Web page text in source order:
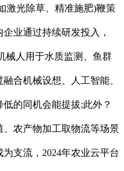
激光除草、精准施肥)鞭策
业通过持续研发投入，
械人用于水质监测、鱼群
合机械设想、人工智能、
的同机会能提拔;此外？
农产物加工取物流等场景
支流，2024年农业云平台